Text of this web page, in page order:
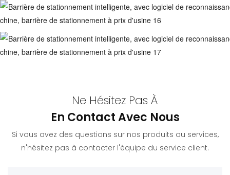
Ne Hésitez Pas À
En Contact Avec Nous
Si vous avez des questions sur nos produits ou services,
n'hésitez pas à contacter l'équipe du service client.